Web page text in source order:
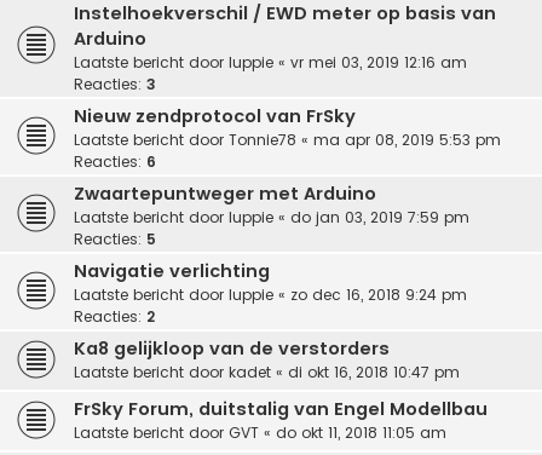
Instelhoekverschil / EWD meter op basis van
Arduino
Laatste bericht door luppie « vr mei 03, 2019 12:16 am
Reacties: 3
Nieuw zendprotocol van FrSky
Laatste bericht door Tonnie78 « ma apr 08, 2019 5:53 pm
Reacties: 6
Zwaartepuntweger met Arduino
Laatste bericht door luppie « do jan 03, 2019 7:59 pm
Reacties: 5
Navigatie verlichting
Laatste bericht door luppie « zo dec 16, 2018 9:24 pm
Reacties: 2
Ka8 gelijkloop van de verstorders
Laatste bericht door kadet « di okt 16, 2018 10:47 pm
FrSky Forum, duitstalig van Engel Modellbau
Laatste bericht door GVT « do okt 11, 2018 11:05 am